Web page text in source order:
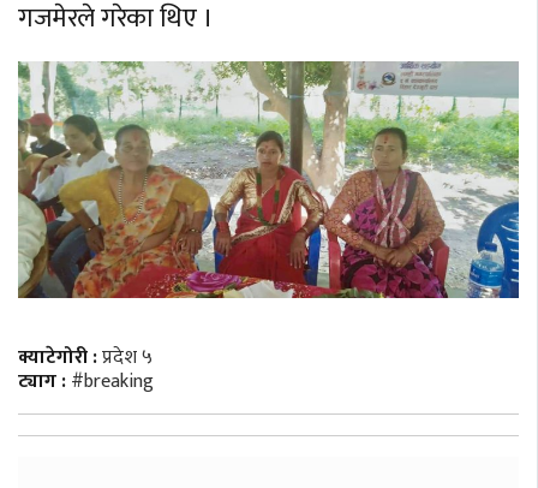
गजमेरले गरेका थिए ।
क्याटेगोरी :प्रदेश ५
ट्याग :#breaking